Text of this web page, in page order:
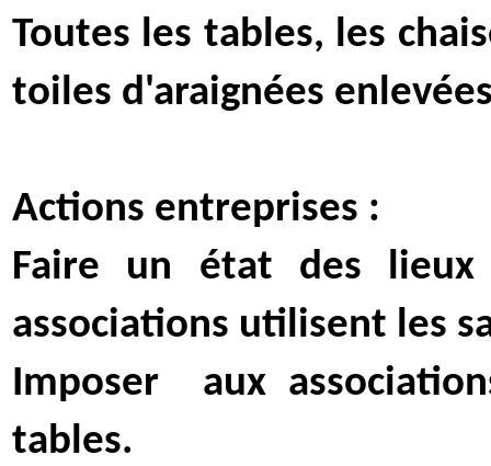
Toutes les tables, les
toiles d'araignées
Actions entreprises :
Faire un état des lieux
associations utilisent les
Imposer
aux
tables.